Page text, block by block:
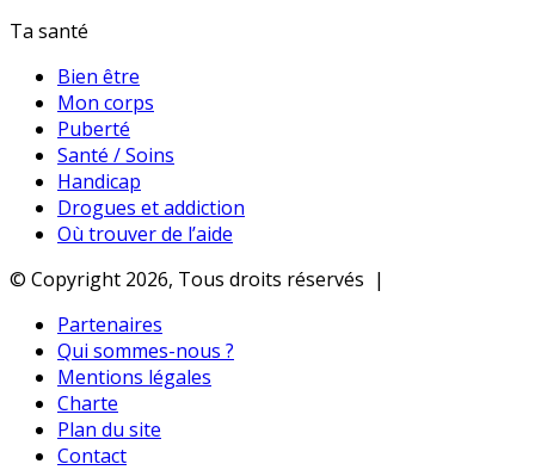
Ta santé
Bien être
Mon corps
Puberté
Santé / Soins
Handicap
Drogues et addiction
Où trouver de l’aide
© Copyright 2026, Tous droits réservés |
Partenaires
Qui sommes-nous ?
Mentions légales
Charte
Plan du site
Contact